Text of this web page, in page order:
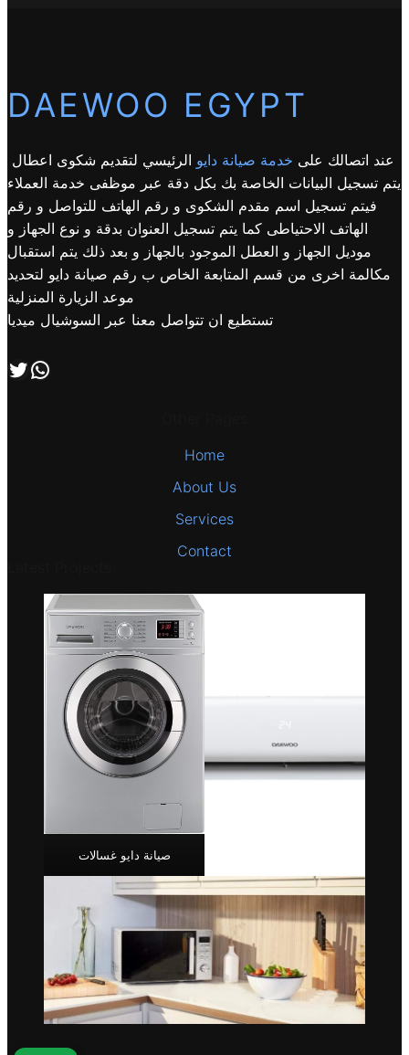
DAEWOO EGYPT
عند اتصالك على خدمة صيانة دايو الرئيسي لتقديم شكوى اعطال
يتم تسجيل البيانات الخاصة بك بكل دقة عبر موظفى خدمة العملاء
فيتم تسجيل اسم مقدم الشكوى و رقم الهاتف للتواصل و رقم
الهاتف الاحتياطى كما يتم تسجيل العنوان بدقة و نوع الجهاز و
موديل الجهاز و العطل الموجود بالجهاز و بعد ذلك يتم استقبال
مكالمة اخرى من قسم المتابعة الخاص ب رقم صيانة دايو لتحديد
موعد الزيارة المنزلية
تستطيع ان تتواصل معنا عبر السوشيال ميديا
تابعنا علي صفحة التويتر اتصل بنا علي طريق الوتساب
Home
About Us
Services
Contact
صيانة دايو غسالات